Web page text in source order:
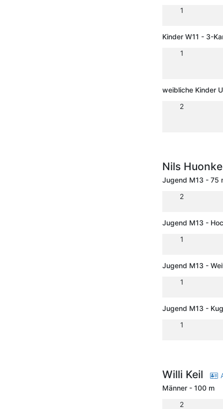
1
Kinder W11 - 3-
1
weibliche Kinder
2
Nils
Jugend M13 - 75
2
Jugend M13 -
1
Jugend M13 -
1
Jugend M13 -
1
Willi Keil
Männer - 100 m
2